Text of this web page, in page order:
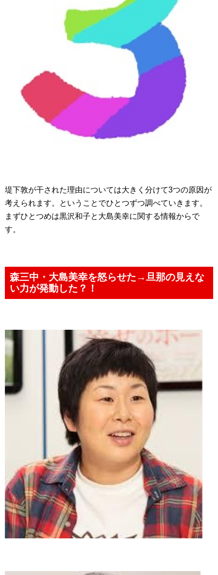
堤下敦が干された理由については大きく分けて3つの原因が
考えられます。ということでひとつずつ調べていきます。
まずひとつめは黒沢和子と大島美幸に関する情報からで
す。
森三中・大島美幸を怒らせた→旦那の見えな
い力が発動した？！